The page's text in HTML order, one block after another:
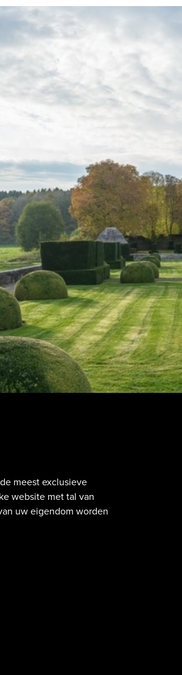
meest exclusieve
website met tal van
uw eigendom worden